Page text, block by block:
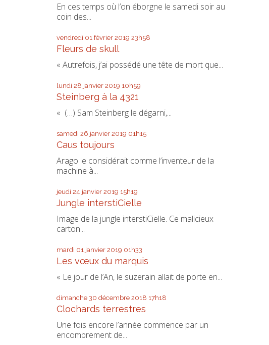
En ces temps où l’on éborgne le samedi soir au
coin des...
vendredi 01 février 2019 23h58
Fleurs de skull
« Autrefois, j’ai possédé une tête de mort que...
lundi 28 janvier 2019 10h59
Steinberg à la 4321
« (…) Sam Steinberg le dégarni,...
samedi 26 janvier 2019 01h15
Caus toujours
Arago le considérait comme l’inventeur de la
machine à...
jeudi 24 janvier 2019 15h19
Jungle interstiCielle
Image de la jungle interstiCielle. Ce malicieux
carton...
mardi 01 janvier 2019 01h33
Les vœux du marquis
« Le jour de l’An, le suzerain allait de porte en...
dimanche 30 décembre 2018 17h18
Clochards terrestres
Une fois encore l’année commence par un
encombrement de...